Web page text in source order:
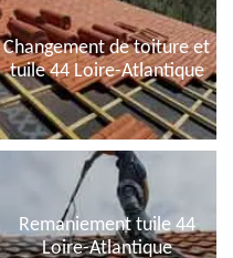
Changement de toiture et
tuile 44 Loire-Atlantique
Remaniement tuile 44
Loire-Atlantique